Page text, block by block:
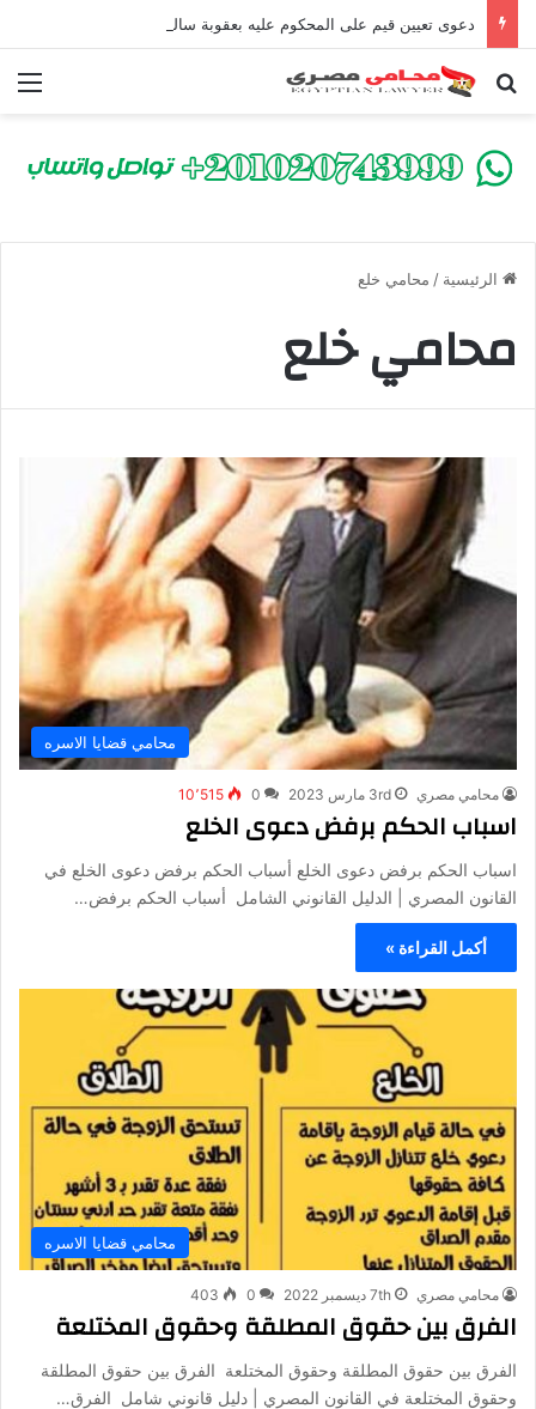
بحث عن
الرئيسية / محامي خلع
محامي خلع
محامي قضايا الاسره
محامي مصري 3rd مارس 2023 0 10٬515
اسباب الحكم برفض دعوى الخلع
اسباب الحكم برفض دعوى الخلع أسباب الحكم برفض دعوى الخلع في
القانون المصري | الدليل القانوني الشامل أسباب الحكم برفض…
أكمل القراءة »
محامي قضايا الاسره
محامي مصري 7th ديسمبر 2022 0
403
الفرق بين حقوق المطلقة وحقوق المختلعة
الفرق بين حقوق المطلقة وحقوق المختلعة الفرق بين حقوق المطلقة
وحقوق المختلعة في القانون المصري | دليل قانوني شامل الفرق…